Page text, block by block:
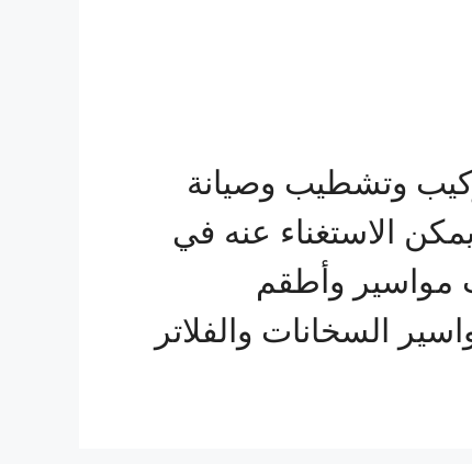
وتشطيب وصيانة
الاستغناء عنه في
مواسير وأطقم
السخانات والفلاتر